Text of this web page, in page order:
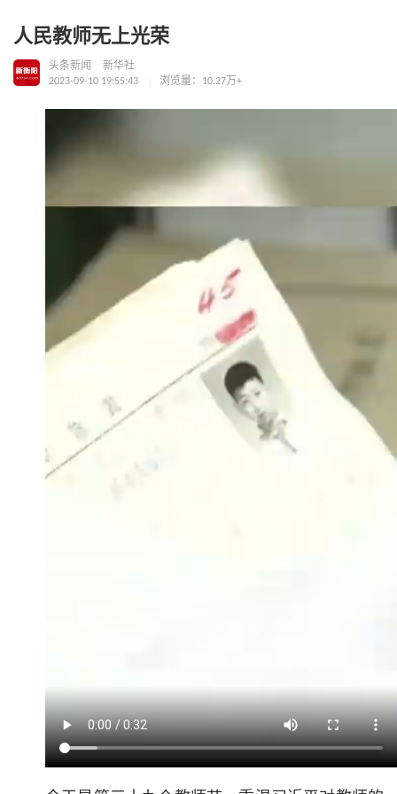
人民教师无上光荣
头条新闻
新华社
2023-09-10 19:55:43
浏览量：10.27万+